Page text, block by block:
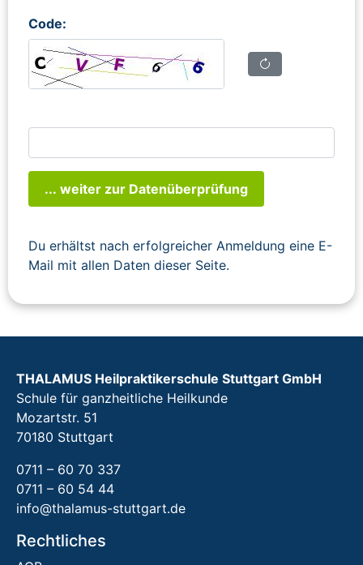
Code:
... weiter zur Datenüberprüfung
Du erhältst nach erfolgreicher Anmeldung eine E-
Mail mit allen Daten dieser Seite.
THALAMUS Heilpraktikerschule Stuttgart GmbH
Schule für ganzheitliche Heilkunde
Mozartstr. 51
70180 Stuttgart
0711 – 60 70 337
0711 – 60 54 44
info@thalamus-stuttgart.de
Rechtliches